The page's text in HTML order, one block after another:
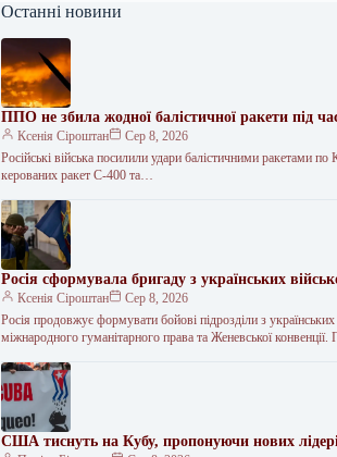
Останні новини
ППО не збила жодної балістичної ракети під
Ксенія Сіроштан
Сер 8, 2026
Російські війська посилили удари балістичними ракетами
керованих ракет С-400 та…
Росія сформувала бригаду з українських
Ксенія Сіроштан
Сер 8, 2026
Росія продовжує формувати бойові підрозділи з
міжнародного гуманітарного права та Женевської конвенції.
США тиснуть на Кубу, пропонуючи нових